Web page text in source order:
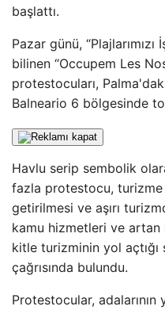
başlattı.
Pazar günü,
bilinen “Occupem Les
protestocuları,
Balneario 6 bölgesinde
Havlu serip sembolik
fazla protestocu, turizme
getirilmesi ve aşırı
kamu hizmetleri ve
kitle turizminin yol açtığı
çağrısında bulundu.
Protestocular,